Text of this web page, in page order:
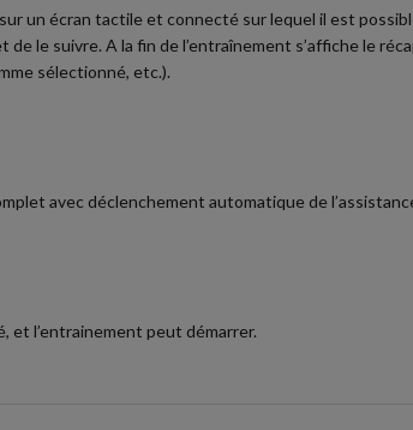
un écran tactile et connecté sur lequel il est
de le suivre. A la fin de l’entraînement s’affiche le
sélectionné, etc.).
avec déclenchement automatique de
et l’entrainement peut démarrer.